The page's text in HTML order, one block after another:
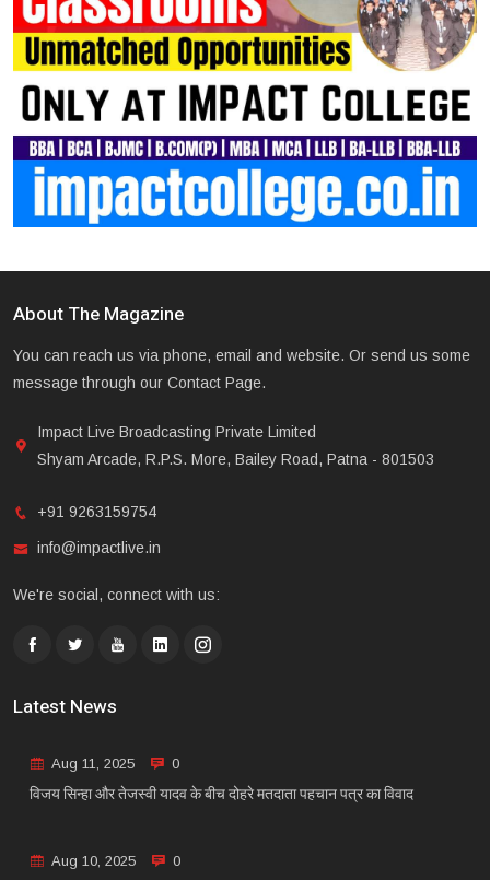
About The Magazine
You can reach us via phone, email and website. Or send us some
message through our Contact Page.
Impact Live Broadcasting Private Limited
Shyam Arcade, R.P.S. More, Bailey Road, Patna - 801503
+91 9263159754
info@impactlive.in
We're social, connect with us:
Latest News
Aug 11, 2025 0
विजय सिन्हा और तेजस्वी यादव के बीच दोहरे मतदाता पहचान पत्र का विवाद
Aug 10, 2025 0